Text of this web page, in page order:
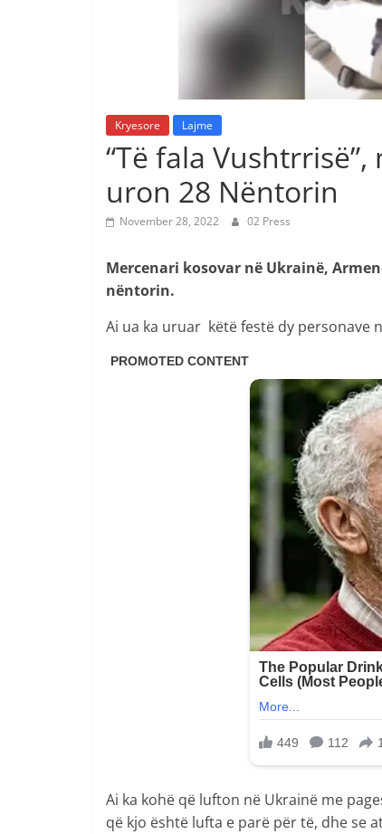
Kryesore Lajme
“Të fala
uron 28 Nëntorin
November 28, 2022 02 Press
Mercenari kosovar në Ukrainë,
nëntorin.
Ai ua ka uruar këtë festë dy personave
Ai ka kohë që lufton në Ukrainë me
që kjo është lufta e parë për të, dhe se